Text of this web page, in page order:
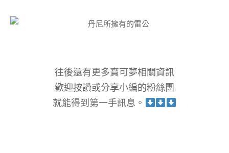
往後還有更多寶可夢相關資訊
歡迎按讚或分享小編的粉絲團
就能得到第一手訊息。